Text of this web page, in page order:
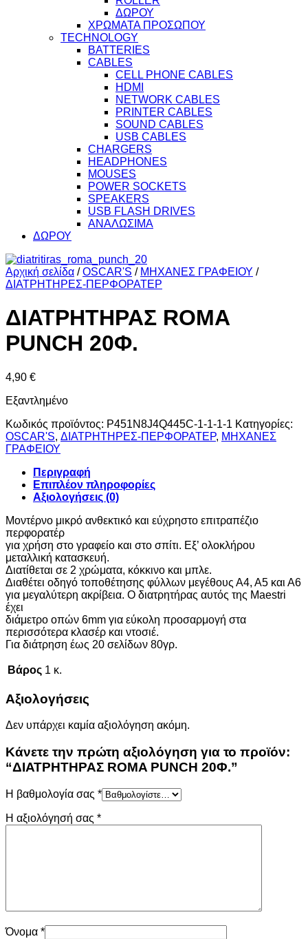
ΔΩΡΟΥ
ΧΡΩΜΑΤΑ ΠΡΟΣΩΠΟΥ
TECHNOLOGY
BATTERIES
CABLES
CELL PHONE CABLES
HDMI
NETWORK CABLES
PRINTER CABLES
SOUND CABLES
USB CABLES
CHARGERS
HEADPHONES
MOUSES
POWER SOCKETS
SPEAKERS
USB FLASH DRIVES
ΑΝΑΛΩΣΙΜΑ
ΔΩΡΟΥ
Αρχική σελίδα / OSCAR'S / ΜΗΧΑΝΕΣ ΓΡΑΦΕΙΟΥ /
ΔΙΑΤΡΗΤΗΡΕΣ-ΠΕΡΦΟΡΑΤΕΡ
ΔΙΑΤΡΗΤΗΡΑΣ ROMA
PUNCH 20Φ.
4,90 €
Εξαντλημένο
Κωδικός προϊόντος: P451N8J4Q445C-1-1-1-1 Κατηγορίες:
OSCAR'S, ΔΙΑΤΡΗΤΗΡΕΣ-ΠΕΡΦΟΡΑΤΕΡ, ΜΗΧΑΝΕΣ
ΓΡΑΦΕΙΟΥ
Περιγραφή
Επιπλέον πληροφορίες
Αξιολογήσεις (0)
Μοντέρνο μικρό ανθεκτικό και εύχρηστο επιτραπέζιο
περφορατέρ
για χρήση στο γραφείο και στο σπίτι. Εξ’ ολοκλήρου
μεταλλική κατασκευή.
Διατίθεται σε 2 χρώματα, κόκκινο και μπλε.
Διαθέτει οδηγό τοποθέτησης φύλλων μεγέθους Α4, Α5 και Α6
για μεγαλύτερη ακρίβεια. Ο διατρητήρας αυτός της Maestri
έχει
διάμετρο οπών 6mm για εύκολη προσαρμογή στα
περισσότερα κλασέρ και ντοσιέ.
Για διάτρηση έως 20 σελίδων 80γρ.
Βάρος 1 κ.
Αξιολογήσεις
Δεν υπάρχει καμία αξιολόγηση ακόμη.
Κάνετε την πρώτη αξιολόγηση για το προϊόν:
“ΔΙΑΤΡΗΤΗΡΑΣ ROMA PUNCH 20Φ.”
Η βαθμολογία σας *
Η αξιολόγησή σας *
Όνομα *